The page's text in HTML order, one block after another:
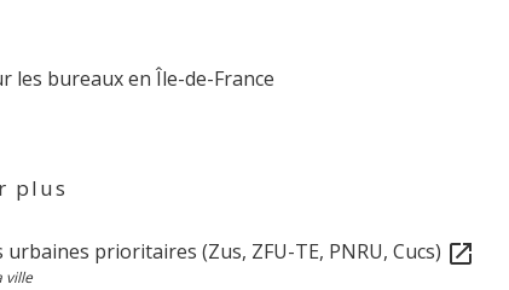
les bureaux en Île-de-France
plus
urbaines prioritaires (Zus, ZFU-TE, PNRU, Cucs) open_in_new
ville